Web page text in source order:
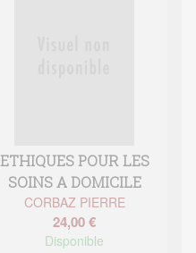
ETHIQUES POUR LES
SOINS A DOMICILE
CORBAZ PIERRE
24,00 €
Disponible